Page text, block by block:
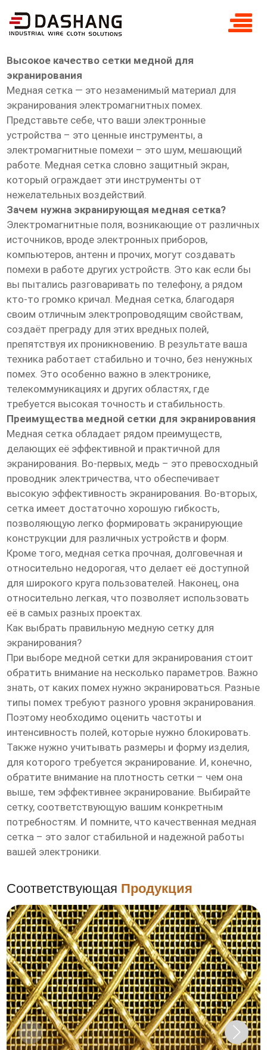
высокое ксчество сетка медная для
экранирования
Высокое качество сетки медной для
экранирования
Медная сетка — это незаменимый материал для
экранирования электромагнитных помех.
Представьте себе, что ваши электронные
устройства – это ценные инструменты, а
электромагнитные помехи – это шум, мешающий
работе. Медная сетка словно защитный экран,
который ограждает эти инструменты от
нежелательных воздействий.
Зачем нужна экранирующая медная сетка?
Электромагнитные поля, возникающие от различных
источников, вроде электронных приборов,
компьютеров, антенн и прочих, могут создавать
помехи в работе других устройств. Это как если бы
вы пытались разговаривать по телефону, а рядом
кто-то громко кричал. Медная сетка, благодаря
своим отличным электропроводящим свойствам,
создаёт преграду для этих вредных полей,
препятствуя их проникновению. В результате ваша
техника работает стабильно и точно, без ненужных
помех. Это особенно важно в электронике,
телекоммуникациях и других областях, где
требуется высокая точность и стабильность.
Преимущества медной сетки для экранирования
Медная сетка обладает рядом преимуществ,
делающих её эффективной и практичной для
экранирования. Во-первых, медь – это превосходный
проводник электричества, что обеспечивает
высокую эффективность экранирования. Во-вторых,
сетка имеет достаточно хорошую гибкость,
позволяющую легко формировать экранирующие
конструкции для различных устройств и форм.
Кроме того, медная сетка прочная, долговечная и
относительно недорогая, что делает её доступной
для широкого круга пользователей. Наконец, она
относительно легкая, что позволяет использовать
её в самых разных проектах.
Как выбрать правильную медную сетку для
экранирования?
При выборе медной сетки для экранирования стоит
обратить внимание на несколько параметров. Важно
знать, от каких помех нужно экранироваться. Разные
типы помех требуют разного уровня экранирования.
Поэтому необходимо оценить частоты и
интенсивность полей, которые нужно блокировать.
Также нужно учитывать размеры и форму изделия,
для которого требуется экранирование. И, конечно,
обратите внимание на плотность сетки – чем она
выше, тем эффективнее экранирование. Выбирайте
сетку, соответствующую вашим конкретным
потребностям. И помните, что качественная медная
сетка – это залог стабильной и надежной работы
вашей электроники.
Соответствующая Продукция